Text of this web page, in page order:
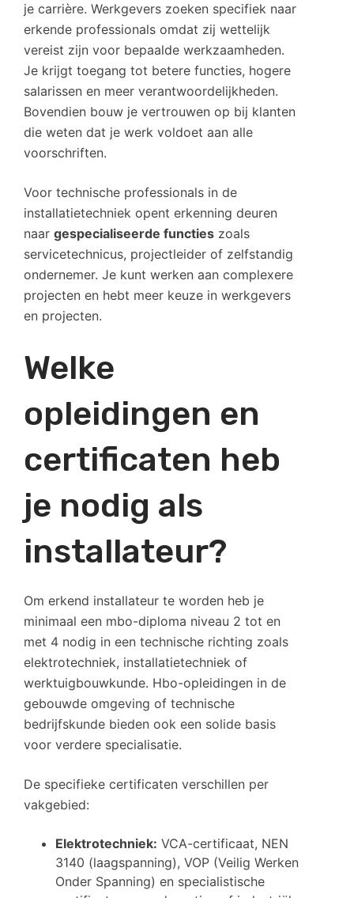
je carrière. Werkgevers zoeken specifiek naar
erkende professionals omdat zij wettelijk
vereist zijn voor bepaalde werkzaamheden.
Je krijgt toegang tot betere functies, hogere
salarissen en meer verantwoordelijkheden.
Bovendien bouw je vertrouwen op bij klanten
die weten dat je werk voldoet aan alle
voorschriften.
Voor technische professionals in de
installatietechniek opent erkenning deuren
naar gespecialiseerde functies zoals
servicetechnicus, projectleider of zelfstandig
ondernemer. Je kunt werken aan complexere
projecten en hebt meer keuze in werkgevers
en projecten.
Welke
opleidingen en
certificaten heb
je nodig als
installateur?
Om erkend installateur te worden heb je
minimaal een mbo-diploma niveau 2 tot en
met 4 nodig in een technische richting zoals
elektrotechniek, installatietechniek of
werktuigbouwkunde. Hbo-opleidingen in de
gebouwde omgeving of technische
bedrijfskunde bieden ook een solide basis
voor verdere specialisatie.
De specifieke certificaten verschillen per
vakgebied:
Elektrotechniek: VCA-certificaat, NEN
3140 (laagspanning), VOP (Veilig Werken
Onder Spanning) en specialistische